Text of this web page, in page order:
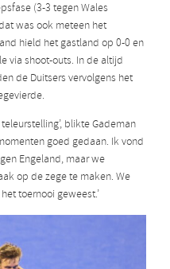
(3-3 tegen Wales
was ook meteen het
hield het gastland op 0-0 en
via shoot-outs. In de altijd
de Duitsers vervolgens het
blikte Gademan
goed gedaan. Ik vond
Engeland, maar we
op de zege te maken. We
toernooi geweest.’